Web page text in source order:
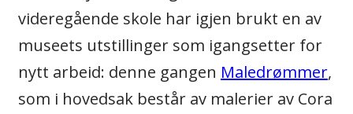
videregående skole har igjen brukt en av
museets utstillinger som igangsetter for
nytt arbeid: denne gangen Maledrømmer,
som i hovedsak består av malerier av Cora